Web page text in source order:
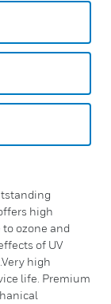
high
ozone and
of UV
high
life. Premium